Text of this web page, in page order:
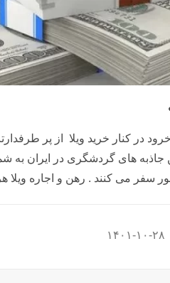
در کنار خرید ویلا از پر
های گردشگری در ایران به
سفر می کنند . رهن و اجاره ویلا
۱۴۰۱-۱۰-۲۸